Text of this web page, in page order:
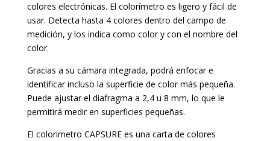
colores electrónicas. El colorímetro es ligero y fácil de
usar. Detecta hasta 4 colores dentro del campo de
medición, y los indica como color y con el nombre del
color.
Gracias a su cámara integrada, podrá enfocar e
identificar incluso la superficie de color más pequeña.
Puede ajustar el diafragma a 2,4 u 8 mm, lo que le
permitirá medir en superficies pequeñas.
El colorimetro CAPSURE es una carta de colores